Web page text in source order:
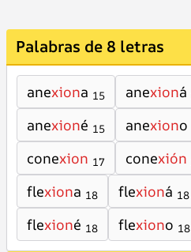
Palabras de 8 letras
anexiona 15 anexioná
anexioné 15 anexiono
conexion 17 conexión
flexiona 18 flexioná 18
flexioné 18 flexiono 18